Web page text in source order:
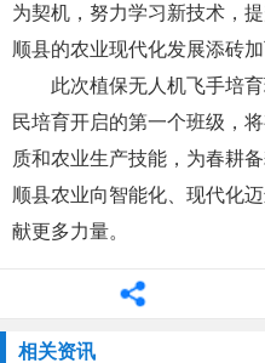
为契机，努力学习新技术，
顺县的农业现代化发展添砖加
此次植保无人机飞手培
民培育开启的第一个班级，
质和农业生产技能，为春耕
顺县农业向智能化、现代化
献更多力量。
相关资讯